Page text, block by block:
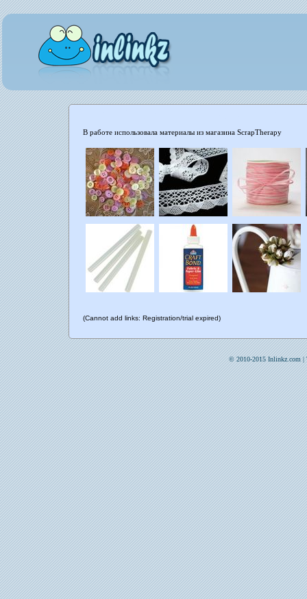
В работе использовала материалы из магазина ScrapTherapy
(Cannot add links: Registration/trial expired)
© 2010-2015 Inlinkz.com |